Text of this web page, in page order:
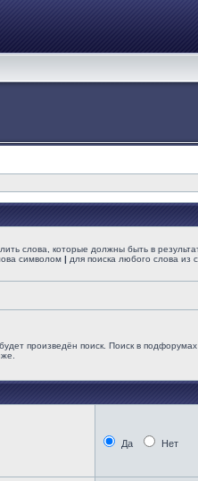
слова, которые должны быть в
символом | для поиска любого слова из
произведён поиск. Поиск в подфорумах
Да Нет